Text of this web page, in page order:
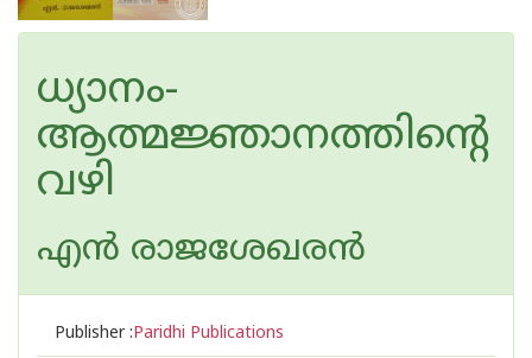
ധ്യാനം-
ആത്മജ്ഞാനത്തിൻ്റെ
വഴി
എന്‍ രാജശേഖരന്‍
Publisher :Paridhi Publications